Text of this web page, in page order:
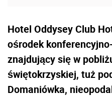
Hotel Oddysey Club
ośrodek
znajdujący się w
świętokrzyskiej, tuż
Domaniówka,